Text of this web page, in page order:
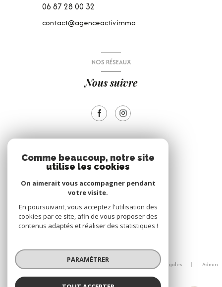
06 87 28 00 32
contact@agenceactiv.immo
NOS RÉSEAUX
Nous suivre
Nous adhérons
© 2026 | Tous droits réservés
Nos partenaires Mentions légales
Admin
Comme beaucoup, notre site
utilise les cookies
On aimerait vous accompagner pendant
votre visite.
En poursuivant, vous acceptez l'utilisation des
cookies par ce site, afin de vous proposer des
contenus adaptés et réaliser des statistiques !
PARAMÉTRER